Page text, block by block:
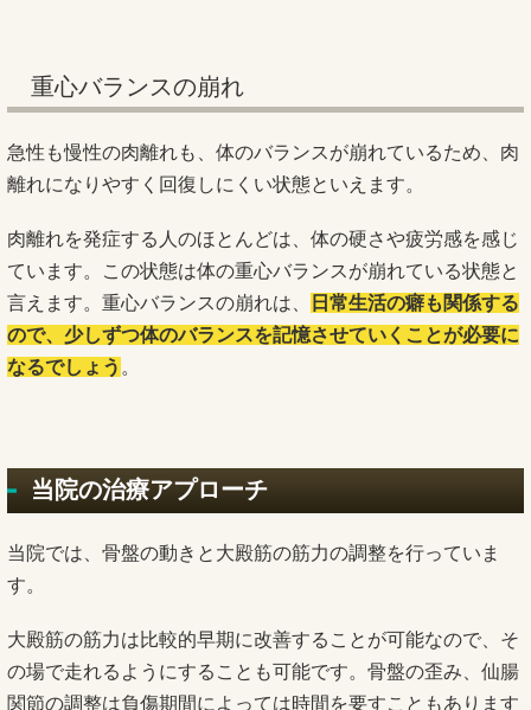
重心バランスの崩れ
急性も慢性の肉離れも、体のバランスが崩れているため、肉
離れになりやすく回復しにくい状態といえます。
肉離れを発症する人のほとんどは、体の硬さや疲労感を感じ
ています。この状態は体の重心バランスが崩れている状態と
言えます。重心バランスの崩れは、
日常生活の癖も関係する
ので、少しずつ体のバランスを記憶させていくことが必要に
なるでしょう 。
当院の治療アプローチ
当院では、骨盤の動きと大殿筋の筋力の調整を行っていま
す。
大殿筋の筋力は比較的早期に改善することが可能なので、そ
の場で走れるようにすることも可能です。骨盤の歪み、仙腸
関節の調整は負傷期間によっては時間を要すこともあります